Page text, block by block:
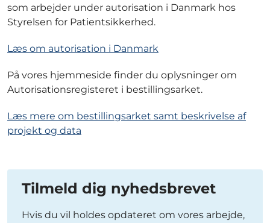
som arbejder under autorisation i Danmark hos
Styrelsen for Patientsikkerhed.
Læs om autorisation i Danmark
På vores hjemmeside finder du oplysninger om
Autorisationsregisteret i bestillingsarket.
Læs mere om bestillingsarket samt beskrivelse af
projekt og data
Tilmeld dig nyhedsbrevet
Hvis du vil holdes opdateret om vores arbejde,